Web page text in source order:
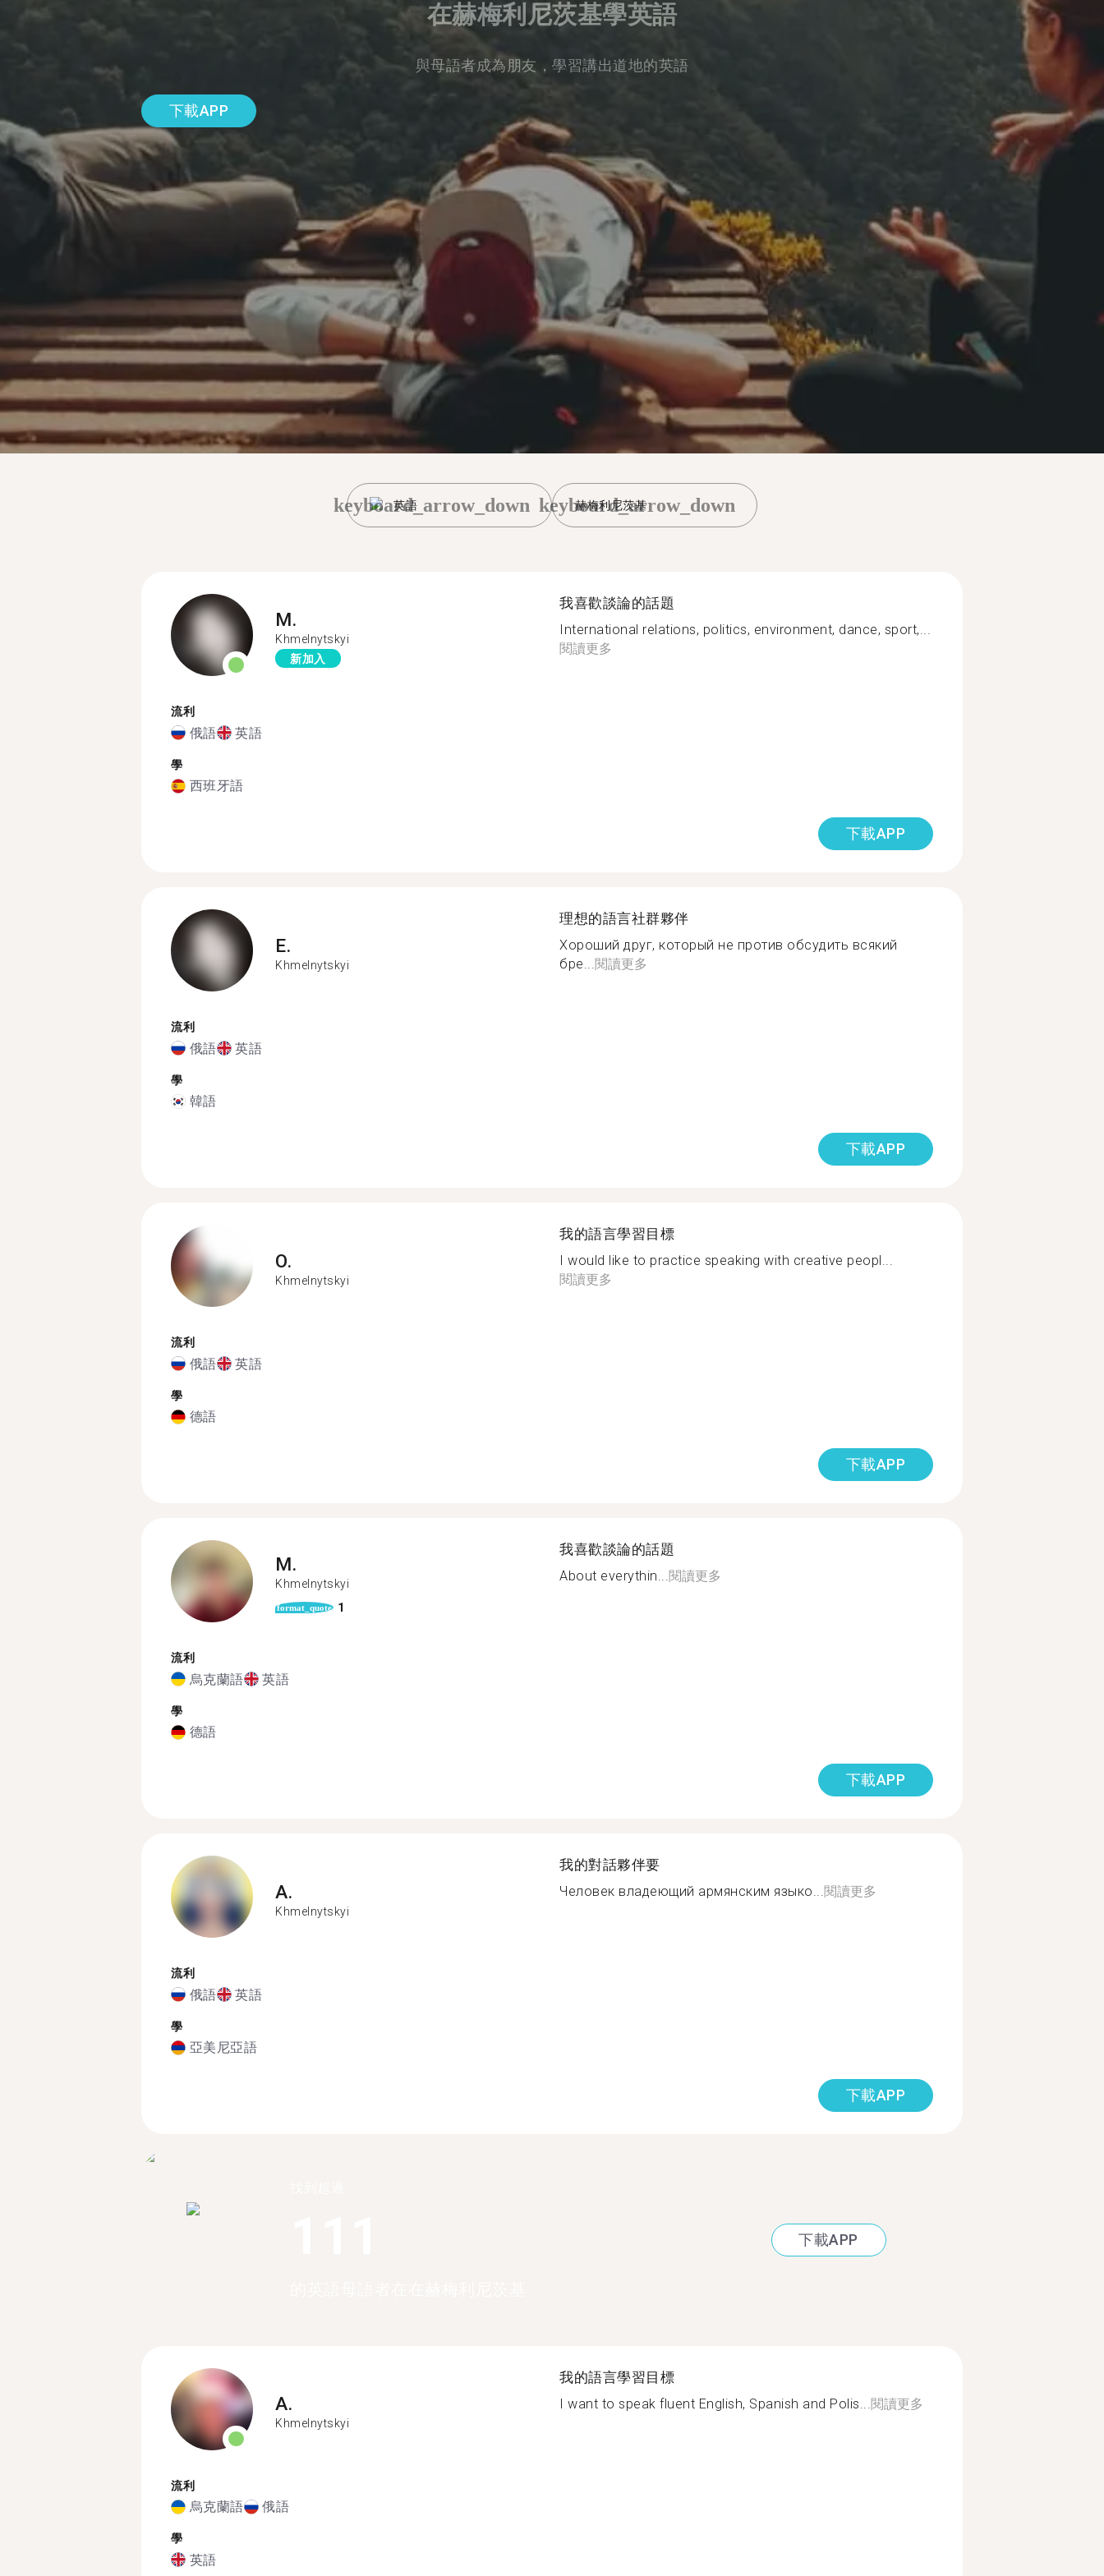
在赫梅利尼茨基學英語
與母語者成為朋友，學習講出道地的英語
下載APP
英語
keyboard_arrow_down 赫梅利尼茨基
keyboard_arrow_down
M.
Khmelnytskyi
新加入
流利
俄語 英語
學
西班牙語
我喜歡談論的話題
International relations, politics, environment, dance, sport,...
閱讀更多
下載APP
E.
Khmelnytskyi
流利
俄語 英語
學
韓語
理想的語言社群夥伴
Хороший друг, который не против обсудить всякий
бре...閱讀更多
下載APP
O.
Khmelnytskyi
流利
俄語 英語
學
德語
我的語言學習目標
I would like to practice speaking with creative peopl...
閱讀更多
下載APP
M.
Khmelnytskyi
format_quote 1
流利
烏克蘭語 英語
學
德語
我喜歡談論的話題
About everythin...閱讀更多
下載APP
A.
Khmelnytskyi
流利
俄語 英語
學
亞美尼亞語
我的對話夥伴要
Человек владеющий армянским языко...閱讀更多
下載APP
下載APP
A.
Khmelnytskyi
流利
烏克蘭語 俄語
學
英語
我的語言學習目標
I want to speak fluent English, Spanish and Polis... 閱讀更多